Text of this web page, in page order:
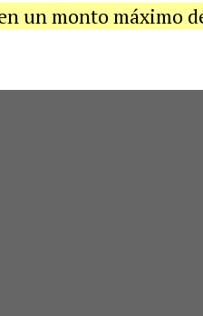
un monto máximo